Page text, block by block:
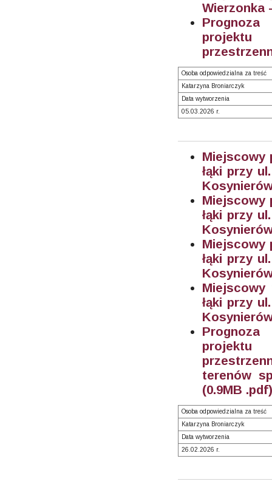
Wierzonka
projektu
Osoba odpowiedzialna za treść
Katarzyna Broniarczyk
Data wytworzenia
05.03.2026 r.
Miejscowy
łąki przy
Miejscowy
łąki przy
Miejscowy
łąki przy
Miejscowy
łąki przy
projektu
terenów
(0.9MB
Osoba odpowiedzialna za treść
Katarzyna Broniarczyk
Data wytworzenia
26.02.2026 r.